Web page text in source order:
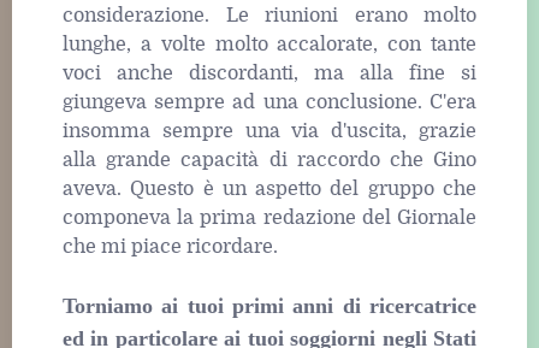
considerazione. Le riunioni erano molto
lunghe, a volte molto accalorate, con tante
voci anche discordanti, ma alla fine si
giungeva sempre ad una conclusione. C'era
insomma sempre una via d'uscita, grazie
alla grande capacità di raccordo che Gino
aveva. Questo è un aspetto del gruppo che
componeva la prima redazione del Giornale
che mi piace ricordare.
Torniamo ai tuoi primi anni di ricercatrice
ed in particolare ai tuoi soggiorni negli Stati